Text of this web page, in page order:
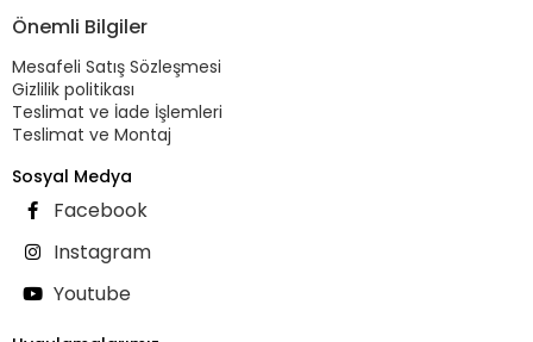
Önemli Bilgiler
Mesafeli Satış Sözleşmesi
Gizlilik politikası
Teslimat ve İade İşlemleri
Teslimat ve Montaj
Sosyal Medya
Facebook
Instagram
Youtube